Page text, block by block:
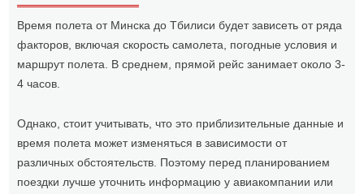
Время полета от Минска до Тбилиси будет зависеть от ряда
факторов, включая скорость самолета, погодные условия и
маршрут полета. В среднем, прямой рейс занимает около 3-
4 часов.
Однако, стоит учитывать, что это приблизительные данные и
время полета может изменяться в зависимости от
различных обстоятельств. Поэтому перед планированием
поездки лучше уточнить информацию у авиакомпании или